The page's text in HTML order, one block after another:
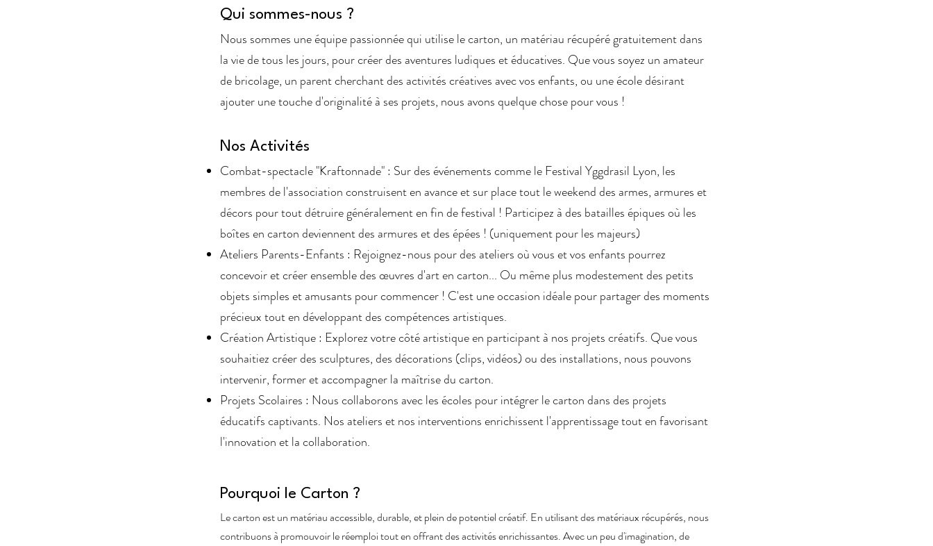
Qui sommes-nous ?
Nous sommes une équipe passionnée qui utilise le carton, un matériau récupéré gratuitement dans
la vie de tous les jours, pour créer des aventures ludiques et éducatives. Que vous soyez un amateur
de bricolage, un parent cherchant des activités créatives avec vos enfants, ou une école désirant
ajouter une touche d'originalité à ses projets, nous avons quelque chose pour vous !
Nos Activités
Combat-spectacle "Kraftonnade" : Sur des événements comme le Festival Yggdrasil Lyon, les
membres de l'association construisent en avance et sur place tout le weekend des armes, armures et
décors pour tout détruire généralement en fin de festival ! Participez à des batailles épiques où les
boîtes en carton deviennent des armures et des épées ! (uniquement pour les majeurs)
Ateliers Parents-Enfants : Rejoignez-nous pour des ateliers où vous et vos enfants pourrez
concevoir et créer ensemble des œuvres d'art en carton... Ou même plus modestement des petits
objets simples et amusants pour commencer ! C'est une occasion idéale pour partager des moments
précieux tout en développant des compétences artistiques.
Création Artistique : Explorez votre côté artistique en participant à nos projets créatifs. Que vous
souhaitiez créer des sculptures, des décorations (clips, vidéos) ou des installations, nous pouvons
intervenir, former et accompagner la maîtrise du carton.
Projets Scolaires : Nous collaborons avec les écoles pour intégrer le carton dans des projets
éducatifs captivants. Nos ateliers et nos interventions enrichissent l'apprentissage tout en favorisant
l'innovation et la collaboration.
Pourquoi le Carton ?
Le carton est un matériau accessible, durable, et plein de potentiel créatif. En utilisant des matériaux récupérés, nous
contribuons à promouvoir le réemploi tout en offrant des activités enrichissantes. Avec un peu d'imagination, de